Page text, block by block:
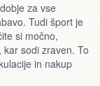
za vse
Tudi šport je
si močno,
sodi zraven. To
in nakup